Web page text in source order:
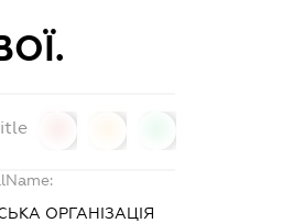
ОРГАНІЗАЦІЯ